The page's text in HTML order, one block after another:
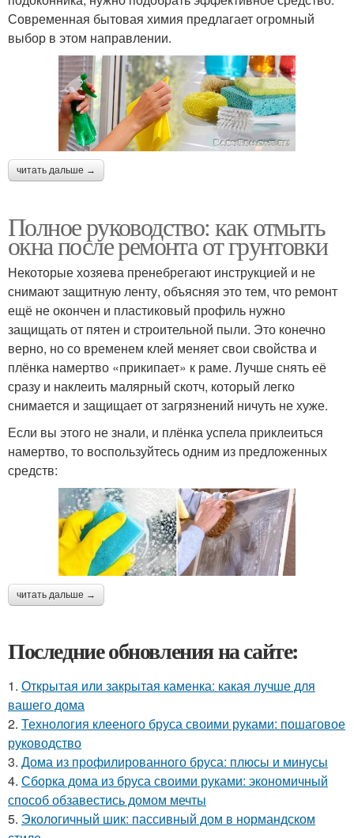
Современная бытовая химия предлагает огромный
выбор в этом направлении.
читать дальше →
Полное руководство: как отмыть
окна после ремонта от грунтовки
Некоторые хозяева пренебрегают инструкцией и не
снимают защитную ленту, объясняя это тем, что ремонт
ещё не окончен и пластиковый профиль нужно
защищать от пятен и строительной пыли. Это конечно
верно, но со временем клей меняет свои свойства и
плёнка намертво «прикипает» к раме. Лучше снять её
сразу и наклеить малярный скотч, который легко
снимается и защищает от загрязнений ничуть не хуже.
Если вы этого не знали, и плёнка успела приклеиться
намертво, то воспользуйтесь одним из предложенных
средств:
читать дальше →
Последние обновления на сайте:
1. Открытая или закрытая каменка: какая лучше для
вашего дома
2. Технология клееного бруса своими руками: пошаговое
руководство
3. Дома из профилированного бруса: плюсы и минусы
4. Сборка дома из бруса своими руками: экономичный
способ обзавестись домом мечты
5. Экологичный шик: пассивный дом в нормандском